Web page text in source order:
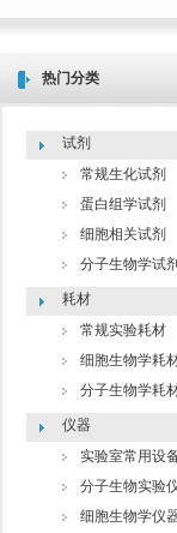
热门分类
试剂
常规生化试剂
蛋白组学试剂
细胞相关试剂
分子生物学试剂
耗材
常规实验耗材
细胞生物学耗
分子生物学耗
仪器
实验室常用设
分子生物实验
细胞生物学仪